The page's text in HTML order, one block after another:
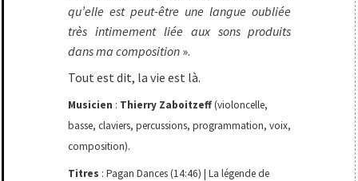
qu’elle est peut-être une langue oubliée
très intimement liée aux sons produits
dans ma composition ».
Tout est dit, la vie est là.
Musicien : Thierry Zaboitzeff(violoncelle,
basse, claviers, percussions, programmation, voix,
composition).
Titres : Pagan Dances (14:46) | La légende de